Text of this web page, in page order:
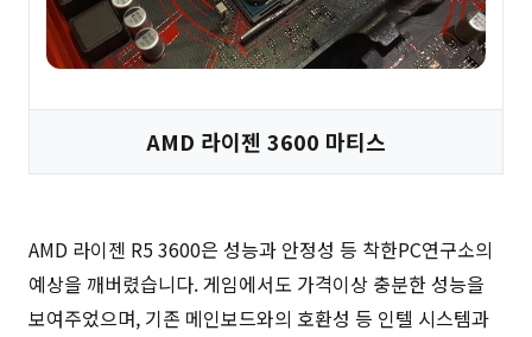
AMD 라이젠 3600 마티스
AMD 라이젠 R5 3600은 성능과 안정성 등 착한PC연구소의
예상을 깨버렸습니다. 게임에서도 가격이상 충분한 성능을
보여주었으며, 기존 메인보드와의 호환성 등 인텔 시스템과